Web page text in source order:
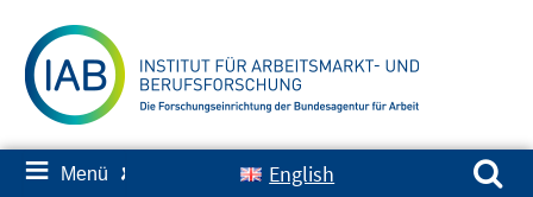
zum
Inhalt
≡ Menü ✘ English
Suchen nach: